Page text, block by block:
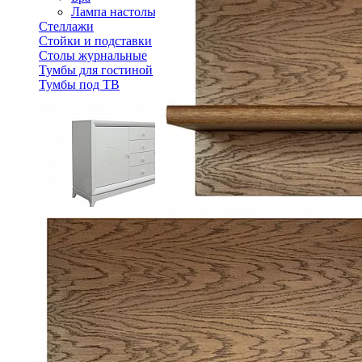
Лампа настольная
Стеллажи
Стойки и подставки
Столы журнальные
Тумбы для гостиной
Тумбы под ТВ
Тумба Сабрина ММ-305-10
114 240 ₽
В корзину
Спальня
Деревянные кровати с подъемным механизмом
Кровати односпальные с подъемным механизмом
Кровати двуспальные с подъемным механизмом
Кровати полутороспальные с подъемным
Зеркала